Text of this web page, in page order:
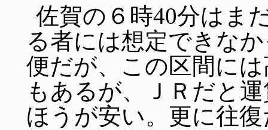
佐賀の６時40分はま
る者には想定できな
便だが、この区間に
もあるが、ＪＲだと
ほうが安い。更に往